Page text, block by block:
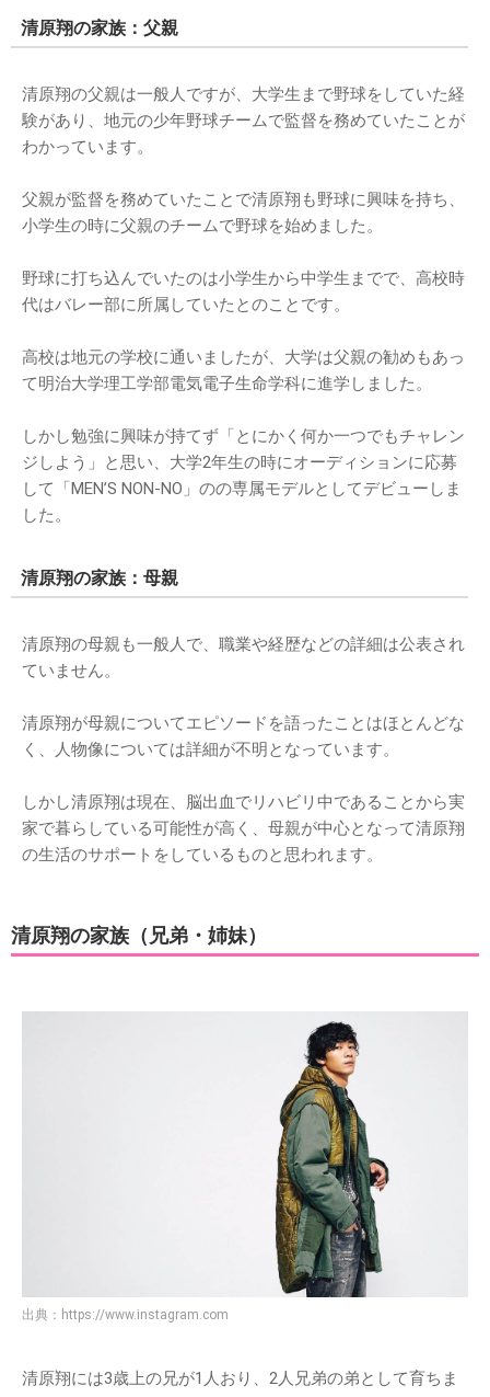
清原翔の家族：父親
清原翔の父親は一般人ですが、大学生まで野球をしていた経
験があり、地元の少年野球チームで監督を務めていたことが
わかっています。
父親が監督を務めていたことで清原翔も野球に興味を持ち、
小学生の時に父親のチームで野球を始めました。
野球に打ち込んでいたのは小学生から中学生までで、高校時
代はバレー部に所属していたとのことです。
高校は地元の学校に通いましたが、大学は父親の勧めもあっ
て明治大学理工学部電気電子生命学科に進学しました。
しかし勉強に興味が持てず「とにかく何か一つでもチャレン
ジしよう」と思い、大学2年生の時にオーディションに応募
して「MEN’S NON-NO」のの専属モデルとしてデビューしま
した。
清原翔の家族：母親
清原翔の母親も一般人で、職業や経歴などの詳細は公表され
ていません。
清原翔が母親についてエピソードを語ったことはほとんどな
く、人物像については詳細が不明となっています。
しかし清原翔は現在、脳出血でリハビリ中であることから実
家で暮らしている可能性が高く、母親が中心となって清原翔
の生活のサポートをしているものと思われます。
清原翔の家族（兄弟・姉妹）
出典： https://www.instagram.com
清原翔には3歳上の兄が1人おり、2人兄弟の弟として育ちま